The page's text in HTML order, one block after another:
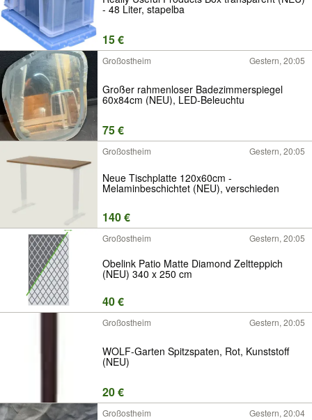
- 48 Liter, stapelba
15 €
Großostheim Gestern, 20:05
Großer rahmenloser Badezimmerspiegel
60x84cm (NEU), LED-Beleuchtu
75 €
Großostheim Gestern, 20:05
Neue Tischplatte 120x60cm -
Melaminbeschichtet (NEU), verschieden
140 €
Großostheim Gestern, 20:05
Obelink Patio Matte Diamond Zeltteppich
(NEU) 340 x 250 cm
40 €
Großostheim Gestern, 20:05
WOLF-Garten Spitzspaten, Rot, Kunststoff
(NEU)
20 €
Großostheim Gestern, 20:04